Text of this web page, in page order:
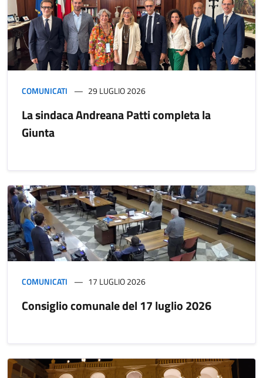
COMUNICATI 29 LUGLIO 2026
La sindaca Andreana Patti completa la
Giunta
COMUNICATI 17 LUGLIO 2026
Consiglio comunale del 17 luglio 2026